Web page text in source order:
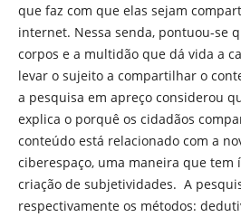
que faz com que elas sejam
internet. Nessa senda, pontuou-se
corpos e a multidão que dá vida a
levar o sujeito a compartilhar o
a pesquisa em apreço considerou
explica o porquê os cidadãos
conteúdo está relacionado com a
ciberespaço, uma maneira que tem
criação de subjetividades. A
respectivamente os métodos: